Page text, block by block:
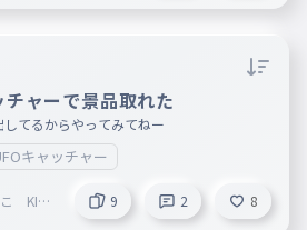
ャーで景品取れた
てるからやってみてねー
キャッチャー
KING
9 2 8